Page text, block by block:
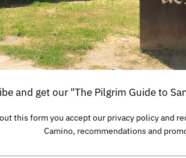
and get our "The Pilgrim Guide to
this form you accept our privacy policy and
Camino, recommendations and